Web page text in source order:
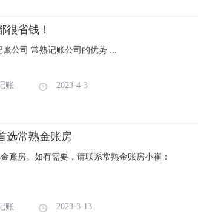
很省钱！
公司 常熟记账公司的优势 ...
账 2023-4-3
选常熟金账房
账房。如有需要，请联系常熟金账房小崔：
账 2023-3-13